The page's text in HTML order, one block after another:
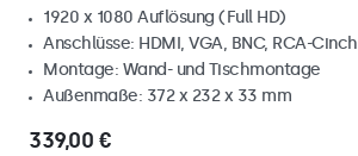
1920 x 1080 Auflösung (Full HD)
Anschlüsse: HDMI, VGA, BNC, RCA-Cinch
Montage: Wand- und Tischmontage
Außenmaße: 372 x 232 x 33 mm
339,00 €